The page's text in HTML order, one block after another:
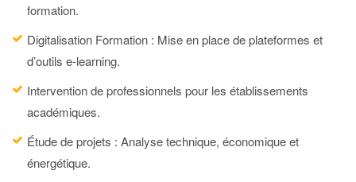
formation.
Digitalisation Formation : Mise en place de plateformes et
d’outils e-learning.
Intervention de professionnels pour les établissements
académiques.
Étude de projets : Analyse technique, économique et
énergétique.